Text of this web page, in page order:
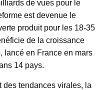
de vues pour le
est devenue le
produit pour les 18-35
de la croissance
lancé en France en mars
14 pays.
des tendances virales, la